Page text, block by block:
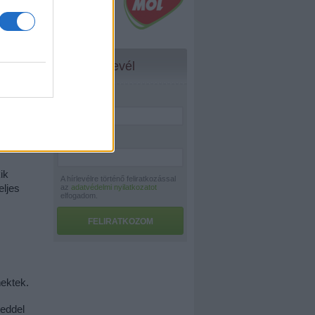
dolgot
Hírlevél
A hírlevélre történő feliratkozással
az adatvédelmi nyilatkozatot
elfogadom.
FELIRATKOZOM